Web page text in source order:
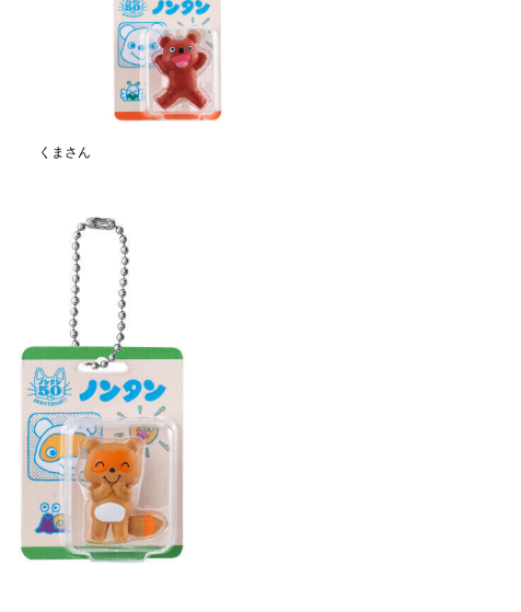
くまさん